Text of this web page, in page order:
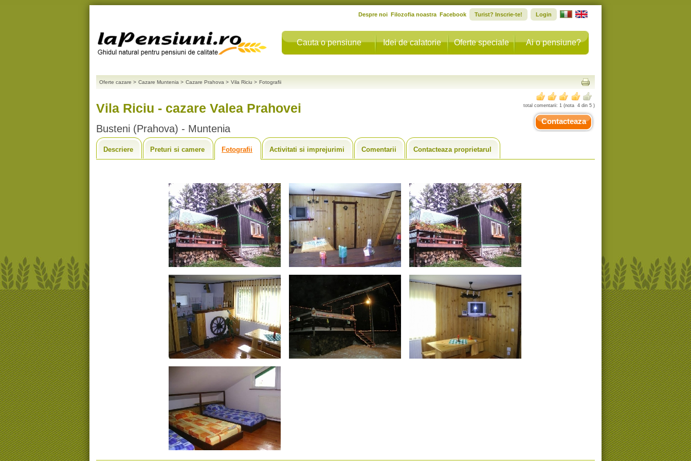
Cauta o pensiune Idei de calatorie Oferte speciale Ai o pensiune?
Despre noi Filozofia noastra Facebook Turist? Inscrie-te! Login
Oferte cazare > Cazare Muntenia > Cazare Prahova > Vila Riciu > Fotografii
Vila Riciu - cazare Valea Prahovei
Busteni (Prahova) - Muntenia
total comentarii: 1 (nota 4 din 5 )
Contacteaza
Descriere Preturi si camere Fotografii Activitati si imprejurimi Comentarii Contacteaza proprietarul